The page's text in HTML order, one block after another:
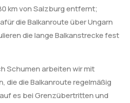
km von Salzburg entfernt;
die Balkanroute über Ungarn
die lange Balkanstrecke fest
Schumen arbeiten wir mit
die die Balkanroute regelmäßig
es bei Grenzübertritten und